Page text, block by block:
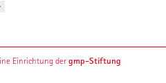
Einrichtung dergmp-Stiftung